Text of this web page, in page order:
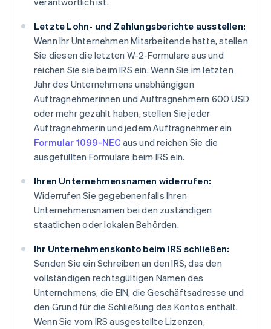
Letzte Lohn- und Zahlungsberichte ausstellen:
Wenn Ihr Unternehmen Mitarbeitende hatte, stellen
Sie diesen die letzten W-2-Formulare aus und
reichen Sie sie beim IRS ein. Wenn Sie im letzten
Jahr des Unternehmens unabhängigen
Auftragnehmerinnen und Auftragnehmern 600 USD
oder mehr gezahlt haben, stellen Sie jeder
Auftragnehmerin und jedem Auftragnehmer ein
Formular 1099-NEC aus und reichen Sie die
ausgefüllten Formulare beim IRS ein.
Ihren Unternehmensnamen widerrufen:
Widerrufen Sie gegebenenfalls Ihren
Unternehmensnamen bei den zuständigen
staatlichen oder lokalen Behörden.
Ihr Unternehmenskonto beim IRS schließen:
Senden Sie ein Schreiben an den IRS, das den
vollständigen rechtsgültigen Namen des
Unternehmens, die EIN, die Geschäftsadresse und
den Grund für die Schließung des Kontos enthält.
Wenn Sie vom IRS ausgestellte Lizenzen,